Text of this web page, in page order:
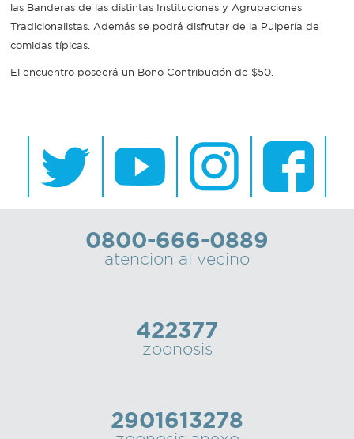
las Banderas de las distintas Instituciones y Agrupaciones
Tradicionalistas. Además se podrá disfrutar de la Pulpería de
comidas típicas.
El encuentro poseerá un Bono Contribución de $50.
0800-666-0889
atencion al vecino
422377
zoonosis
2901613278